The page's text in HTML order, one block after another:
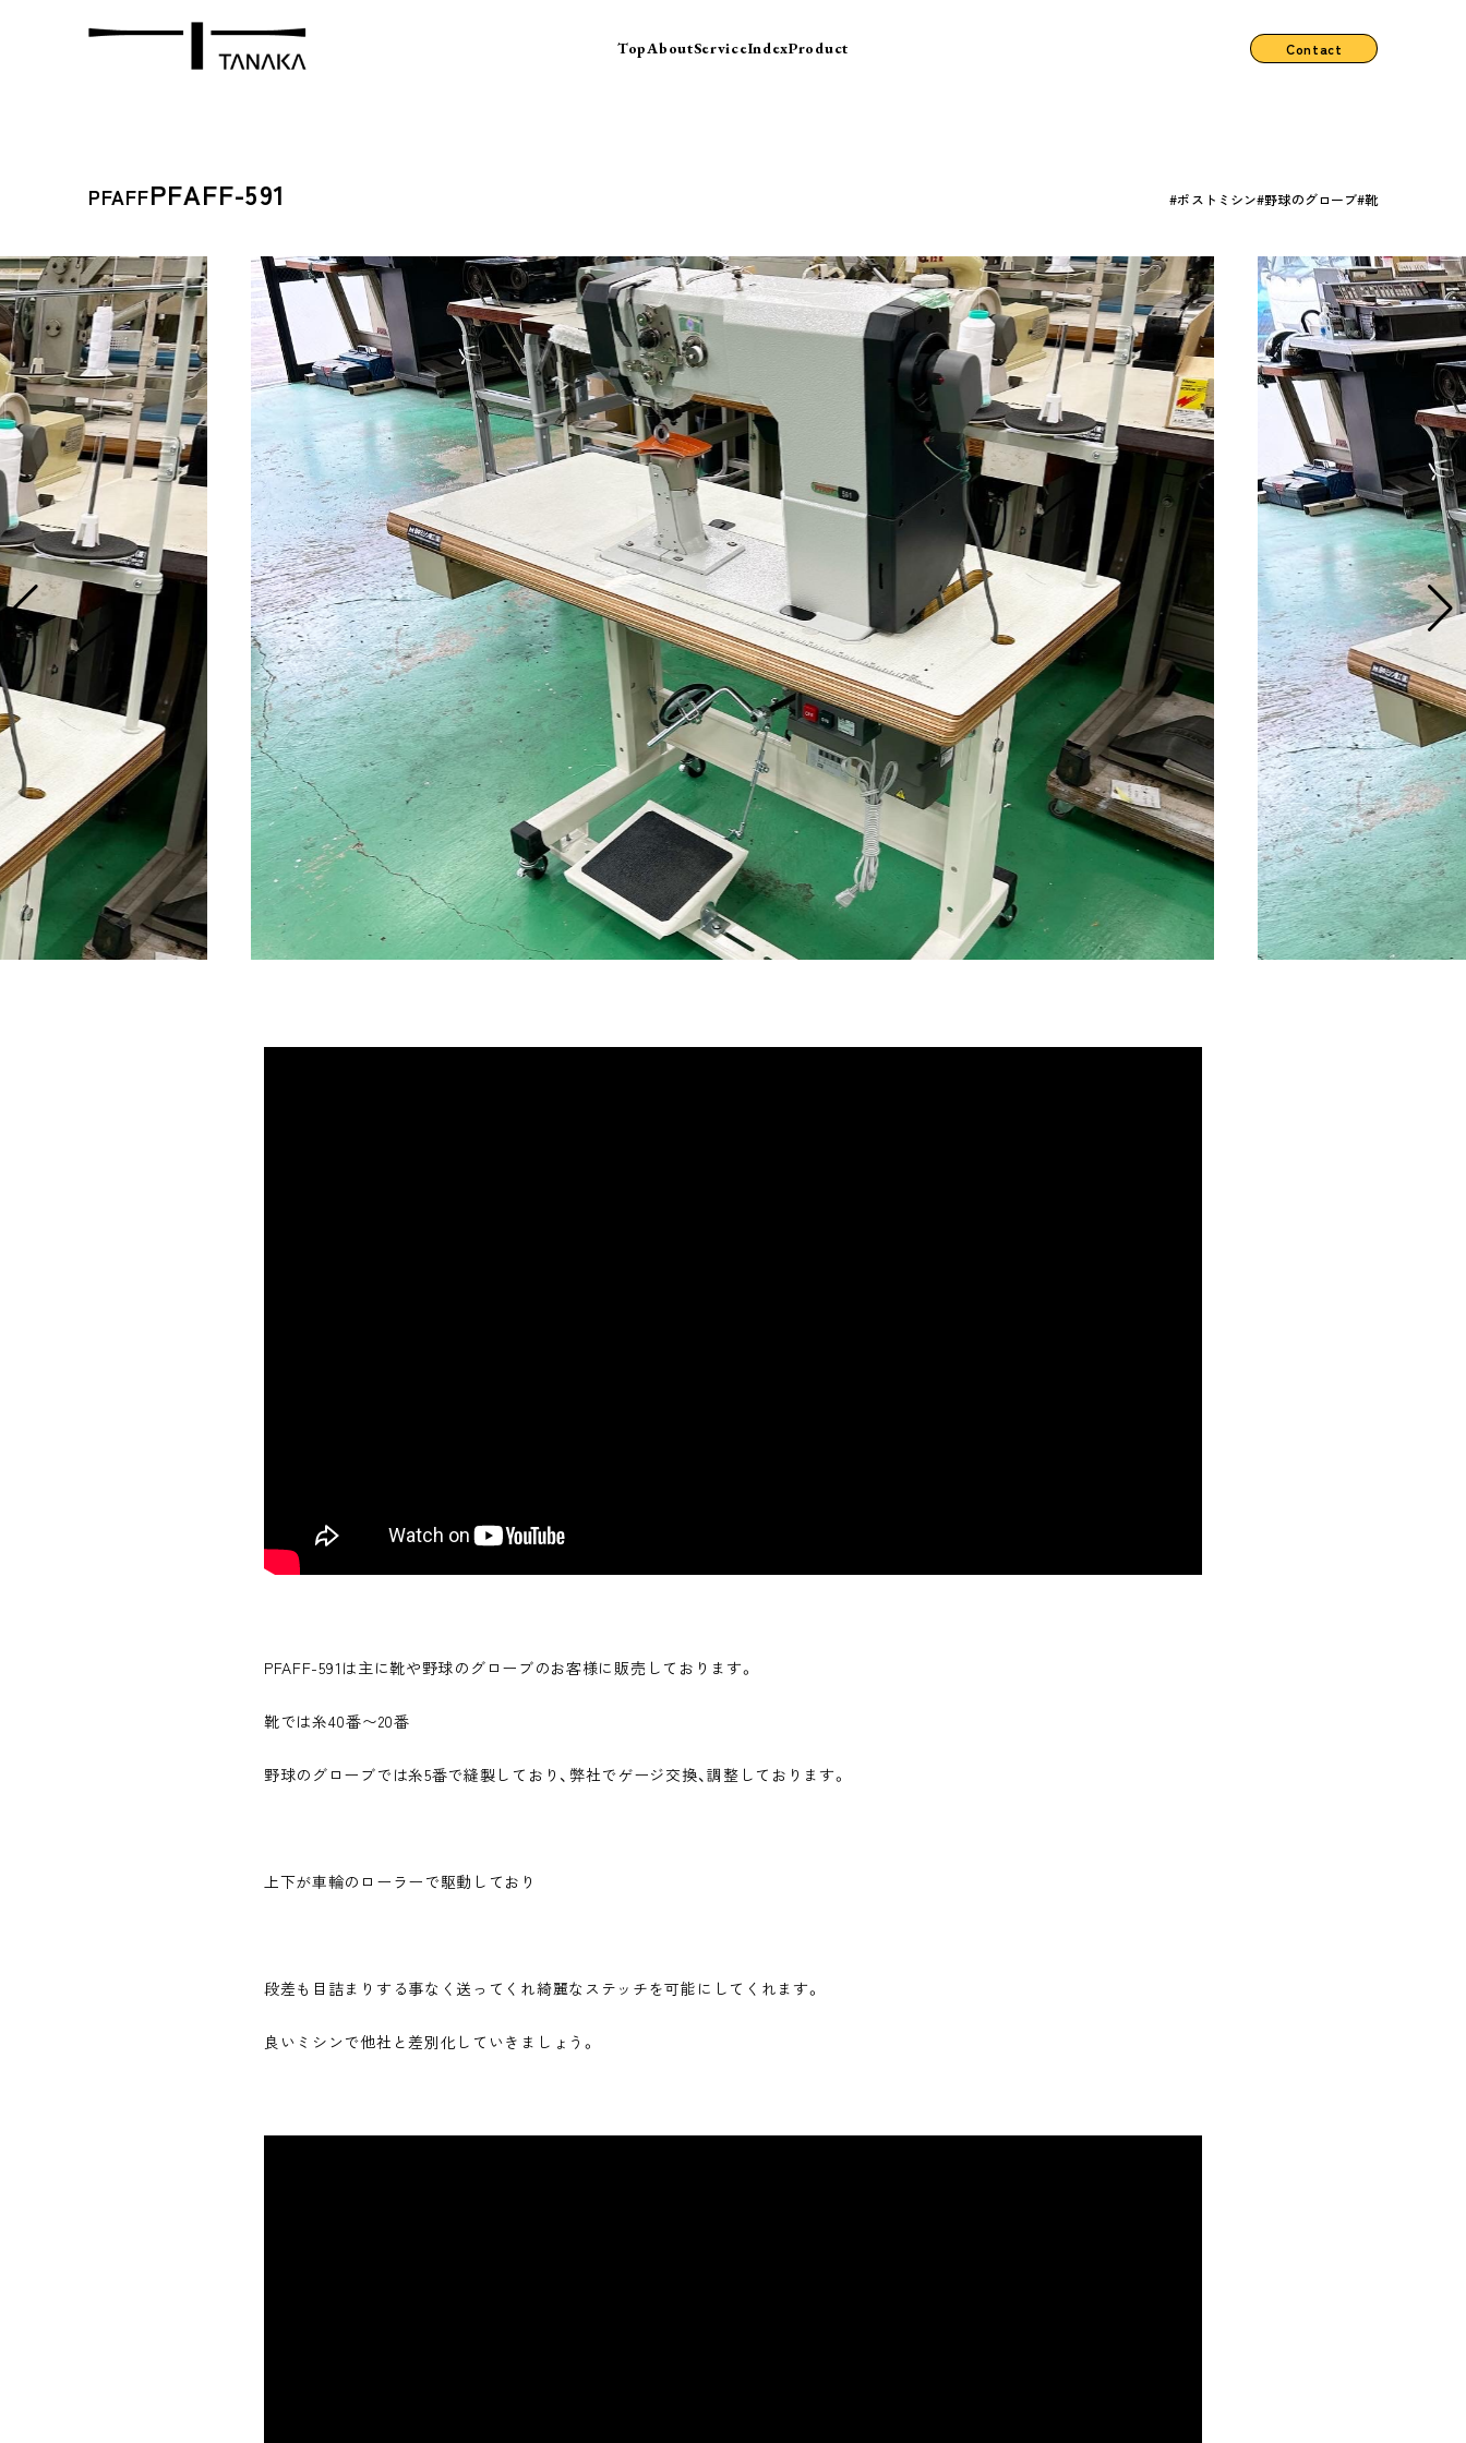
TopAboutServiceIndexProduct Contact
PFAFFPFAFF-591 ポストミシン 野球のグローブ 靴
PFAFF-591は主に靴や野球のグローブのお客様に販売しております。
靴では糸40番〜20番
野球のグローブでは糸5番で縫製しており、弊社でゲージ交換、調整しております。
上下が車輪のローラーで駆動しており
段差も目詰まりする事なく送ってくれ綺麗なステッチを可能にしてくれます。
良いミシンで他社と差別化していきましょう。